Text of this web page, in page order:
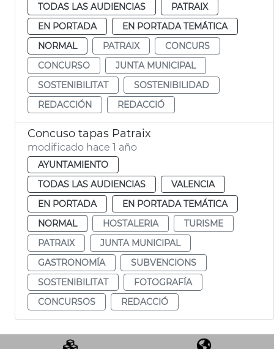
TODAS LAS AUDIENCIAS
PATRAIX
EN PORTADA
EN PORTADA TEMÁTICA
NORMAL
PATRAIX
CONCURS
CONCURSO
JUNTA MUNICIPAL
SOSTENIBILITAT
SOSTENIBILIDAD
REDACCIÓN
REDACCIÓ
Concuso tapas Patraix
modificado hace 1 año
AYUNTAMIENTO
TODAS LAS AUDIENCIAS
VALENCIA
EN PORTADA
EN PORTADA TEMÁTICA
NORMAL
HOSTALERIA
TURISME
PATRAIX
JUNTA MUNICIPAL
GASTRONOMÍA
SUBVENCIONS
SOSTENIBILITAT
FOTOGRAFÍA
CONCURSOS
REDACCIÓ